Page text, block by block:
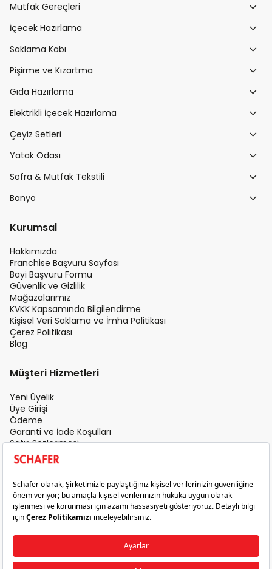
Mutfak Gereçleri
İçecek Hazırlama
Saklama Kabı
Pişirme ve Kızartma
Gıda Hazırlama
Elektrikli İçecek Hazırlama
Çeyiz Setleri
Yatak Odası
Sofra & Mutfak Tekstili
Banyo
Kurumsal
Hakkımızda
Franchise Başvuru Sayfası
Bayi Başvuru Formu
Güvenlik ve Gizlilik
Mağazalarımız
KVKK Kapsamında Bilgilendirme
Kişisel Veri Saklama ve İmha Politikası
Çerez Politikası
Blog
Müşteri Hizmetleri
Yeni Üyelik
Üye Girişi
Ödeme
Garanti ve İade Koşulları
Satış Sözleşmesi
Üyelik Sözleşmesi
İletişim
Teslimat Koşulları
Gizlilik ve Güvenlik
Sık Sorulan Sorular
Satış Sonrası Hizmet
© 2026 Schafer. Tüm Hakları Saklıdır.